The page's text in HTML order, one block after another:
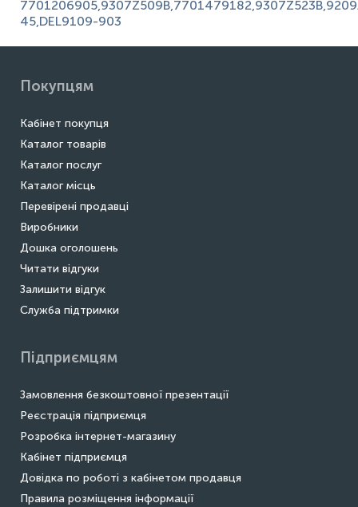
45,DEL9109-903
Покупцям
Кабінет покупця
Каталог товарів
Каталог послуг
Каталог місць
Перевірені продавці
Виробники
Дошка оголошень
Читати відгуки
Залишити відгук
Служба підтримки
Підприємцям
Замовлення безкоштовної презентації
Реєстрація підприємця
Розробка інтернет-магазину
Кабінет підприємця
Довідка по роботі з кабінетом продавця
Правила розміщення інформації